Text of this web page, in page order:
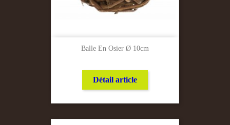
Balle En Osier Ø 10cm
Détail article